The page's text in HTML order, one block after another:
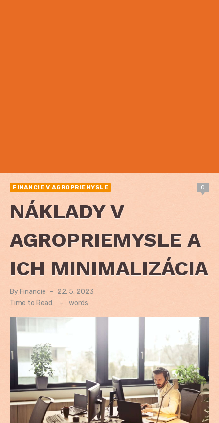
FINANCIE V AGROPRIEMYSLE 0
NÁKLADY V
AGROPRIEMYSLE A
ICH MINIMALIZÁCIA
By Financie
Posted
22. 5. 2023
Time to Read:
- words